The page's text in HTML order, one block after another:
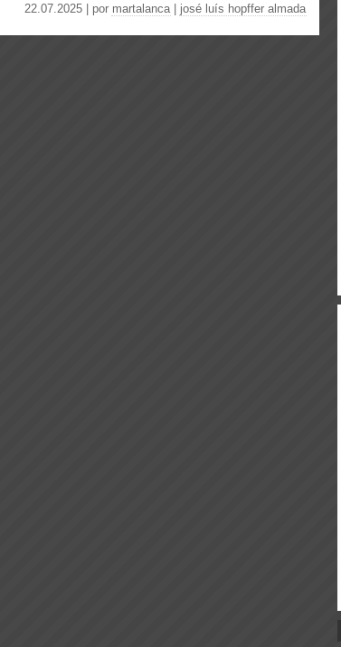
22.07.2025 | por martalanca| josé luís hopffer almada